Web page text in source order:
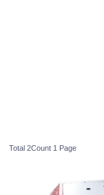
Total 2Count 1 Page